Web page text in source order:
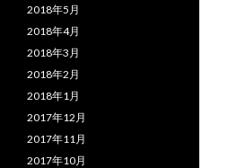
2018年5月
2018年4月
2018年3月
2018年2月
2018年1月
2017年12月
2017年11月
2017年10月